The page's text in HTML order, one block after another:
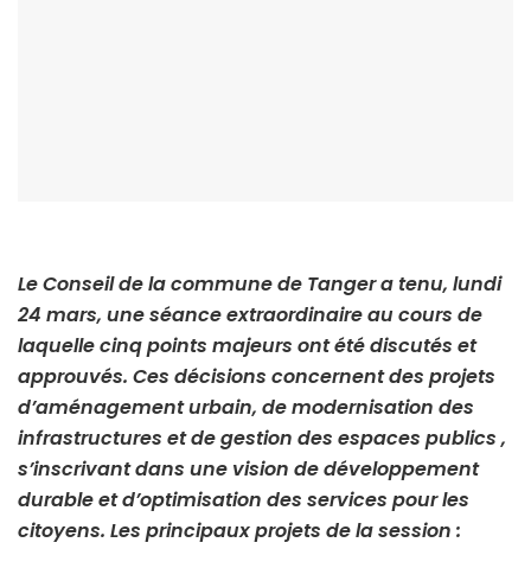
Le Conseil de la commune de Tanger a tenu, lundi
24 mars, une séance extraordinaire au cours de
laquelle cinq points majeurs ont été discutés et
approuvés. Ces décisions concernent des projets
d’aménagement urbain, de modernisation des
infrastructures et de gestion des espaces publics ,
s’inscrivant dans une vision de développement
durable et d’optimisation des services pour les
citoyens. Les principaux projets de la session :